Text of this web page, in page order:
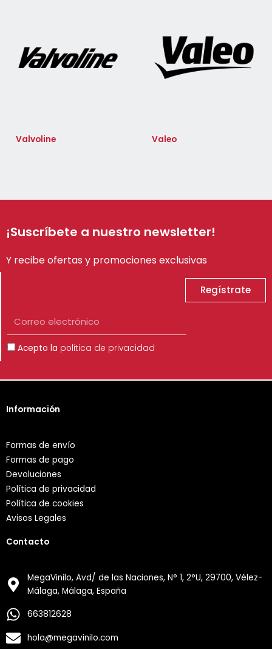
Valvoline Valeo
¡Suscríbete a nuestro newsletter!
Y recibe ofertas y promociones exclusivas
electrónico
Aceptación
Acepto la política de privacidad
Regístrate
Información
Formas de envío
Formas de pago
Devoluciones
Política de privacidad
Política de cookies
Avisos Legales
Contacto
MegaVinilo, Avd/ de las Naciones, N° 1, 2°U, 29700, Vélez-
Málaga, Málaga, España
663812628
hola@megavinilo.com